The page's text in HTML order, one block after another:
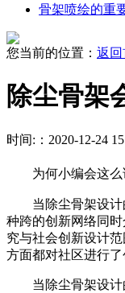
骨架喷绘的重
您当前的位置： 返
除尘骨架
时间:：2020-12-24
为何小编会这么
当除尘骨架设计的
种跨的创新网络同
究与社会创新设计
方面都对社区进行了
当除尘骨架设计的